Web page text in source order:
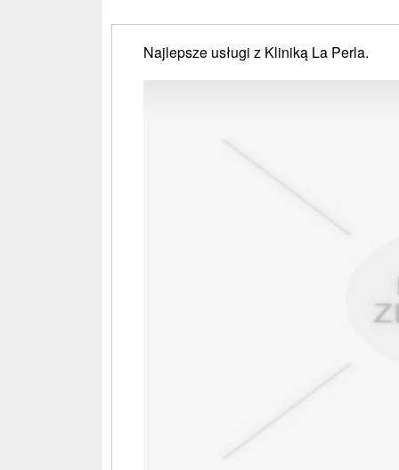
Najlepsze usługi z Kliniką La Perla.